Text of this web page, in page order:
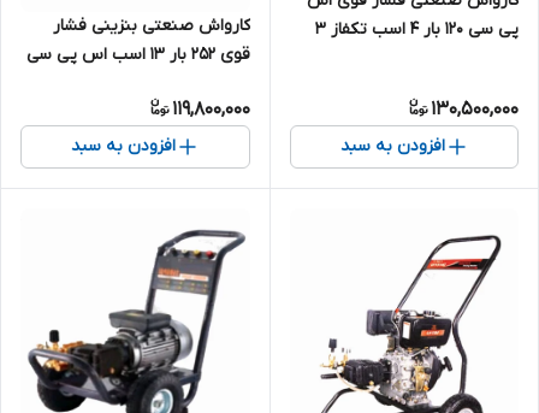
پی سی 120 بار 4 اسب تکفاز 3
درجه یک
130,500,000
افزودن به سبد
کارواش صنعتی بنزینی فشار
قوی 252 بار 13 اسب اس پی سی
موتوری چینی 250 بار درجه یک
119,800,000
افزودن به سبد